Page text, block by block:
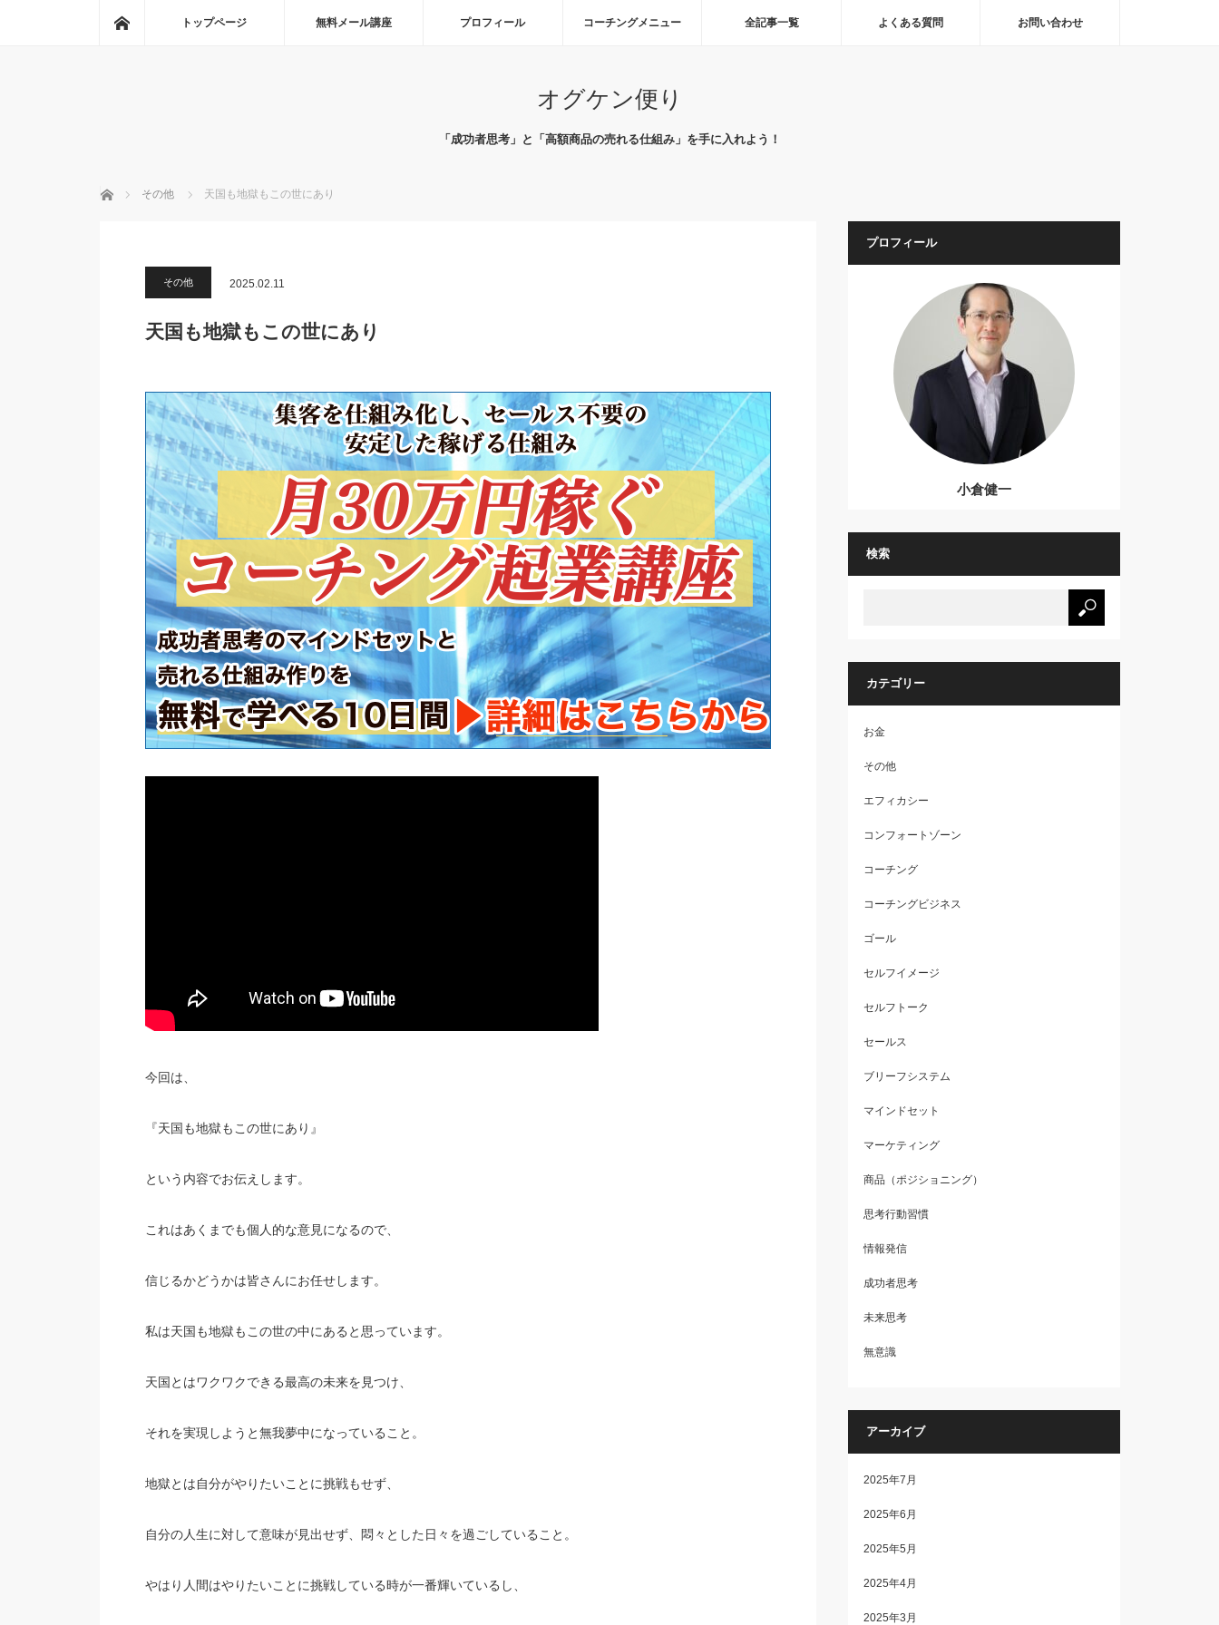
ホームトップページ 無料メール講座 プロフィール コーチングメニュー 全記事一覧 よくある質問 お問い合わせ
オグケン便り
「成功者思考」と「高額商品の売れる仕組み」を手に入れよう！
ホーム その他 天国も地獄もこの世にあり
その他 2025.02.11
天国も地獄もこの世にあり
今回は、
『天国も地獄もこの世にあり』
という内容でお伝えします。
これはあくまでも個人的な意見になるので、
信じるかどうかは皆さんにお任せします。
私は天国も地獄もこの世の中にあると思っています。
天国とはワクワクできる最高の未来を見つけ、
それを実現しようと無我夢中になっていること。
地獄とは自分がやりたいことに挑戦もせず、
自分の人生に対して意味が見出せず、悶々とした日々を過ごしていること。
やはり人間はやりたいことに挑戦している時が一番輝いているし、
プロフィール
小倉健一
検索
カテゴリー
お金
その他
エフィカシー
コンフォートゾーン
コーチング
コーチングビジネス
ゴール
セルフイメージ
セルフトーク
セールス
ブリーフシステム
マインドセット
マーケティング
商品（ポジショニング）
思考行動習慣
情報発信
成功者思考
未来思考
無意識
アーカイブ
2025年7月
2025年6月
2025年5月
2025年4月
2025年3月